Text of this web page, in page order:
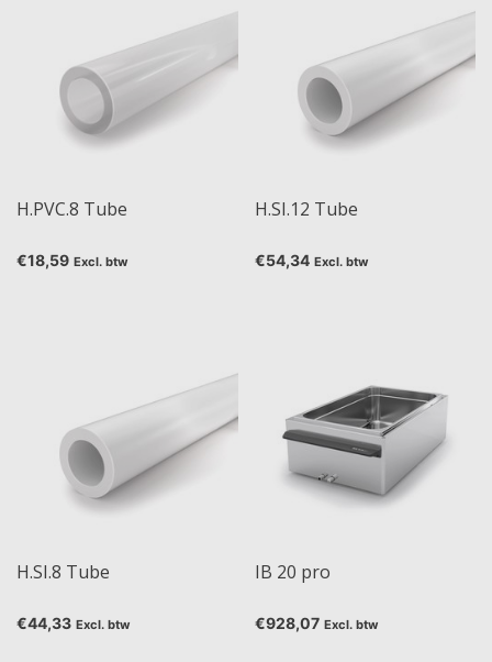
H.PVC.8 Tube
€18,59 Excl. btw
H.SI.12 Tube
€54,34 Excl. btw
H.SI.8 Tube
€44,33 Excl. btw
IB 20 pro
€928,07 Excl. btw